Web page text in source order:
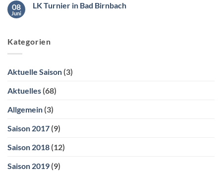
ebusy
Hallenbuchung
08
Juni
LK Turnier in Bad Birnbach
Turnier
Kategorien
Aktuelle Saison (3)
Aktuelles (68)
Allgemein (3)
Saison 2017 (9)
Saison 2018 (12)
Saison 2019 (9)